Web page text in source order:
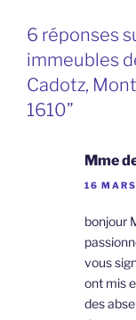
6 réponses
immeubles
Cadotz,
1610”
Mme
16
bonjour
vous
ont mis
des